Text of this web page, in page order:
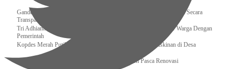
Gandeng KPK , Gus Ipul Memastikan Penyaluran Bansos Dilakukan Secara
Transparan dan Tepat Sasaran
Tri Adhianto Katakan : Tarling Sebagai Sarana Komunikasi Antar Warga Dengan
Pemerintah
Kopdes Merah Putih Instrumen Penting Pengentasan Kemiskinan di Desa
Presiden, Prabowo Subianto Resmikan 17 Stadion Pasca Renovasi